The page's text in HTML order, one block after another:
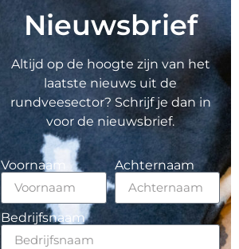
Nieuwsbrief
Altijd op de hoogte zijn van het
laatste nieuws uit de
rundveesector? Schrijf je dan in
voor de nieuwsbrief.
Voornaam Achternaam
Bedrijfsnaam